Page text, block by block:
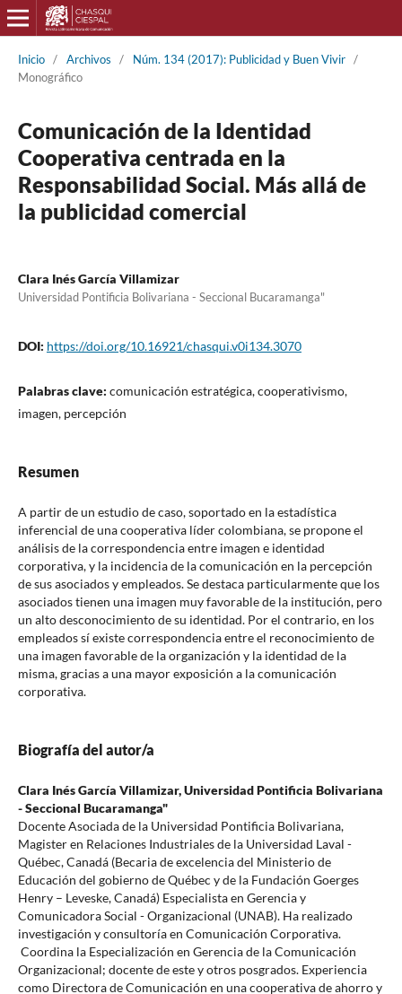
Inicio / Archivos / Núm. 134 (2017): Publicidad y Buen Vivir /
Monográfico
Comunicación de la Identidad
Cooperativa centrada en la
Responsabilidad Social. Más allá de
la publicidad comercial
Clara Inés García Villamizar
Universidad Pontificia Bolivariana - Seccional Bucaramanga"
DOI: https://doi.org/10.16921/chasqui.v0i134.3070
Palabras clave: comunicación estratégica, cooperativismo,
imagen, percepción
Resumen
A partir de un estudio de caso, soportado en la estadística
inferencial de una cooperativa líder colombiana, se propone el
análisis de la correspondencia entre imagen e identidad
corporativa, y la incidencia de la comunicación en la percepción
de sus asociados y empleados. Se destaca particularmente que los
asociados tienen una imagen muy favorable de la institución, pero
un alto desconocimiento de su identidad. Por el contrario, en los
empleados sí existe correspondencia entre el reconocimiento de
una imagen favorable de la organización y la identidad de la
misma, gracias a una mayor exposición a la comunicación
corporativa.
Biografía del autor/a
Clara Inés García Villamizar,Universidad Pontificia Bolivariana
- Seccional Bucaramanga"
Docente Asociada de la Universidad Pontificia Bolivariana,
Magister en Relaciones Industriales de la Universidad Laval -
Québec, Canadá (Becaria de excelencia del Ministerio de
Educación del gobierno de Québec y de la Fundación Goerges
Henry – Leveske, Canadá) Especialista en Gerencia y
Comunicadora Social - Organizacional (UNAB). Ha realizado
investigación y consultoría en Comunicación Corporativa.
Coordina la Especialización en Gerencia de la Comunicación
Organizacional; docente de este y otros posgrados. Experiencia
como Directora de Comunicación en una cooperativa de ahorro y